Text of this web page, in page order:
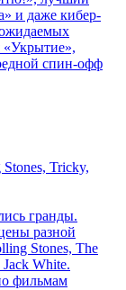
и даже кибер-
«Укрытие»,
спин-офф
Tricky,
гранды.
разной
Stones, The
White.
фильмам